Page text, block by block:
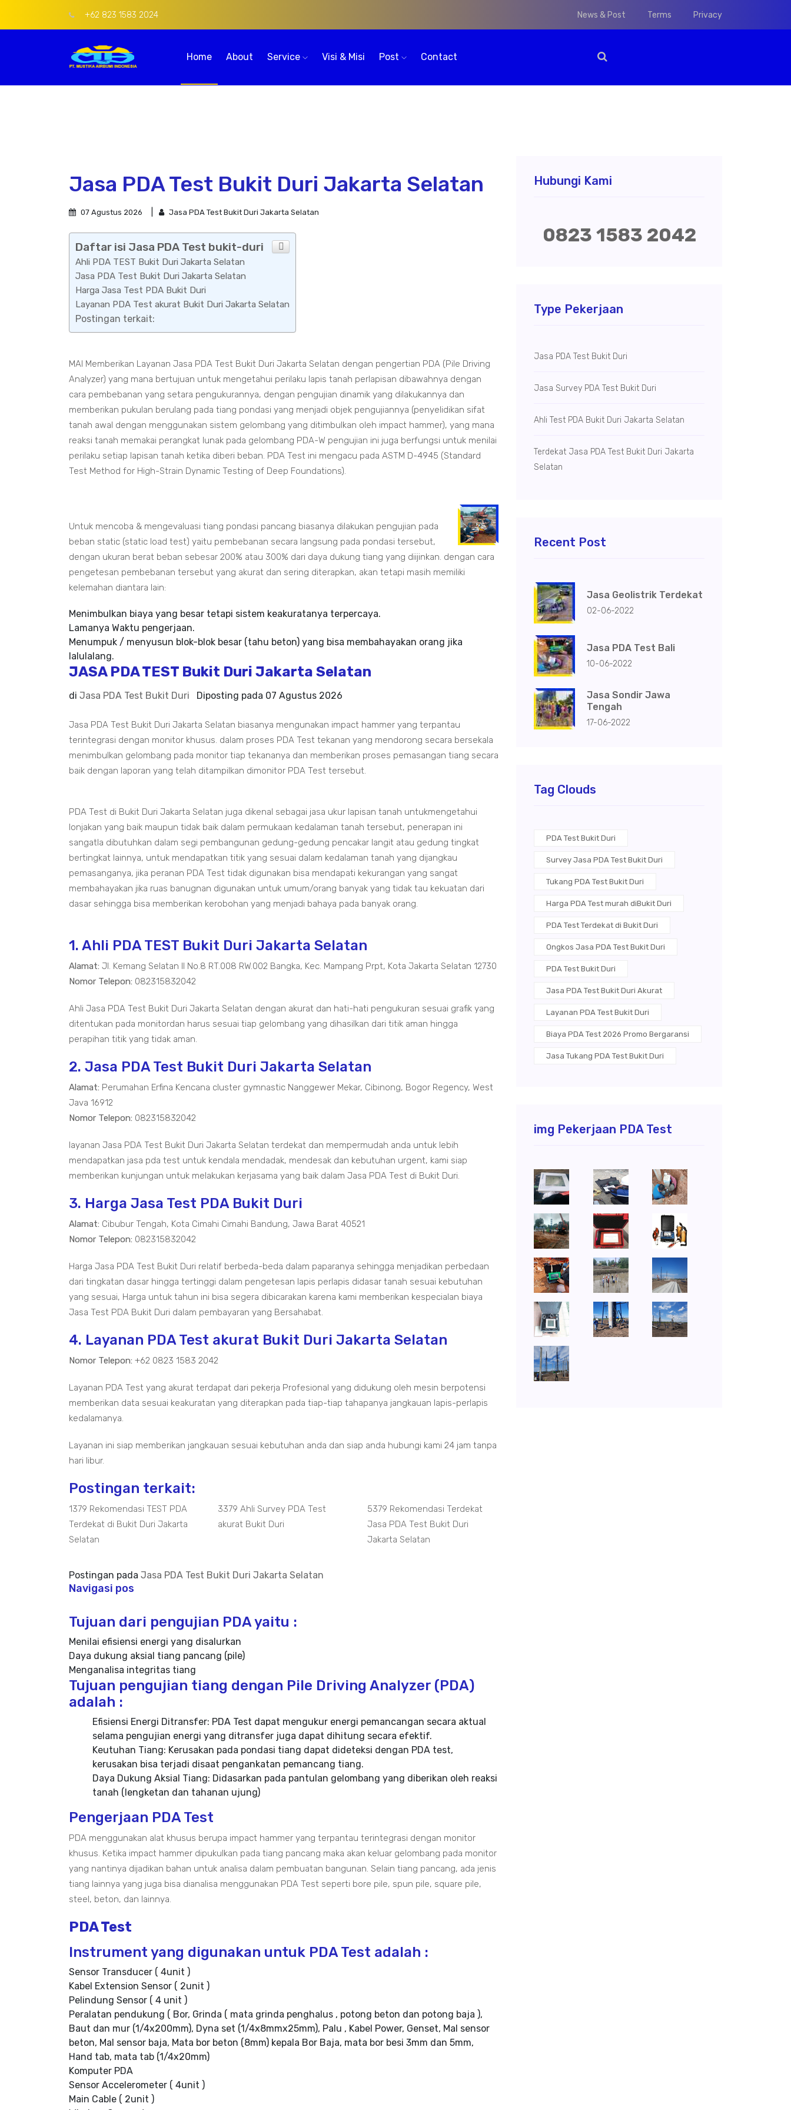
+62 823 1583 2024 News & Post Terms Privacy
Home About Service Visi & Misi Post Contact
Jasa PDA Test Bukit Duri Jakarta Selatan
07 Agustus 2026 Jasa PDA Test Bukit Duri Jakarta Selatan
Daftar isi Jasa PDA Test bukit-duri
Ahli PDA TEST Bukit Duri Jakarta Selatan
Jasa PDA Test Bukit Duri Jakarta Selatan
Harga Jasa Test PDA Bukit Duri
Layanan PDA Test akurat Bukit Duri Jakarta Selatan
Postingan terkait:
MAI Memberikan Layanan Jasa PDA Test Bukit Duri Jakarta Selatan dengan pengertian PDA (Pile Driving
Analyzer) yang mana bertujuan untuk mengetahui perilaku lapis tanah perlapisan dibawahnya dengan
cara pembebanan yang setara pengukurannya, dengan pengujian dinamik yang dilakukannya dan
memberikan pukulan berulang pada tiang pondasi yang menjadi objek pengujiannya (penyelidikan sifat
tanah awal dengan menggunakan sistem gelombang yang ditimbulkan oleh impact hammer), yang mana
reaksi tanah memakai perangkat lunak pada gelombang PDA-W pengujian ini juga berfungsi untuk menilai
perilaku setiap lapisan tanah ketika diberi beban. PDA Test ini mengacu pada ASTM D-4945 (Standard
Test Method for High-Strain Dynamic Testing of Deep Foundations).
Untuk mencoba & mengevaluasi tiang pondasi pancang biasanya dilakukan pengujian pada
beban static (static load test) yaitu pembebanan secara langsung pada pondasi tersebut,
dengan ukuran berat beban sebesar 200% atau 300% dari daya dukung tiang yang diijinkan. dengan cara
pengetesan pembebanan tersebut yang akurat dan sering diterapkan, akan tetapi masih memiliki
kelemahan diantara lain:
Menimbulkan biaya yang besar tetapi sistem keakuratanya terpercaya.
Lamanya Waktu pengerjaan.
Menumpuk / menyusun blok-blok besar (tahu beton) yang bisa membahayakan orang jika
lalulalang.
JASA PDA TEST Bukit Duri Jakarta Selatan
di Jasa PDA Test Bukit Duri Diposting pada 07 Agustus 2026
Jasa PDA Test Bukit Duri Jakarta Selatan biasanya mengunakan impact hammer yang terpantau
terintegrasi dengan monitor khusus. dalam proses PDA Test tekanan yang mendorong secara bersekala
menimbulkan gelombang pada monitor tiap tekananya dan memberikan proses pemasangan tiang secara
baik dengan laporan yang telah ditampilkan dimonitor PDA Test tersebut.
PDA Test di Bukit Duri Jakarta Selatan juga dikenal sebagai jasa ukur lapisan tanah untukmengetahui
lonjakan yang baik maupun tidak baik dalam permukaan kedalaman tanah tersebut, penerapan ini
sangatla dibutuhkan dalam segi pembangunan gedung-gedung pencakar langit atau gedung tingkat
bertingkat lainnya, untuk mendapatkan titik yang sesuai dalam kedalaman tanah yang dijangkau
pemasanganya, jika peranan PDA Test tidak digunakan bisa mendapati kekurangan yang sangat
membahayakan jika ruas banugnan digunakan untuk umum/orang banyak yang tidak tau kekuatan dari
dasar sehingga bisa memberikan kerobohan yang menjadi bahaya pada banyak orang.
1. Ahli PDA TEST Bukit Duri Jakarta Selatan
Alamat: Jl. Kemang Selatan II No.8 RT.008 RW.002 Bangka, Kec. Mampang Prpt, Kota Jakarta Selatan 12730
Nomor Telepon: 082315832042
Ahli Jasa PDA Test Bukit Duri Jakarta Selatan dengan akurat dan hati-hati pengukuran sesuai grafik yang
ditentukan pada monitordan harus sesuai tiap gelombang yang dihasilkan dari titik aman hingga
perapihan titik yang tidak aman.
2. Jasa PDA Test Bukit Duri Jakarta Selatan
Alamat: Perumahan Erfina Kencana cluster gymnastic Nanggewer Mekar, Cibinong, Bogor Regency, West
Java 16912
Nomor Telepon: 082315832042
layanan Jasa PDA Test Bukit Duri Jakarta Selatan terdekat dan mempermudah anda untuk lebih
mendapatkan jasa pda test untuk kendala mendadak, mendesak dan kebutuhan urgent, kami siap
memberikan kunjungan untuk melakukan kerjasama yang baik dalam Jasa PDA Test di Bukit Duri.
3. Harga Jasa Test PDA Bukit Duri
Alamat: Cibubur Tengah, Kota Cimahi Cimahi Bandung, Jawa Barat 40521
Nomor Telepon: 082315832042
Harga Jasa PDA Test Bukit Duri relatif berbeda-beda dalam paparanya sehingga menjadikan perbedaan
dari tingkatan dasar hingga tertinggi dalam pengetesan lapis perlapis didasar tanah sesuai kebutuhan
yang sesuai, Harga untuk tahun ini bisa segera dibicarakan karena kami memberikan kespecialan biaya
Jasa Test PDA Bukit Duri dalam pembayaran yang Bersahabat.
4. Layanan PDA Test akurat Bukit Duri Jakarta Selatan
Nomor Telepon: +62 0823 1583 2042
Layanan PDA Test yang akurat terdapat dari pekerja Profesional yang didukung oleh mesin berpotensi
memberikan data sesuai keakuratan yang diterapkan pada tiap-tiap tahapanya jangkauan lapis-perlapis
kedalamanya.
Layanan ini siap memberikan jangkauan sesuai kebutuhan anda dan siap anda hubungi kami 24 jam tanpa
hari libur.
Postingan terkait:
1379 Rekomendasi TEST PDA
Terdekat di Bukit Duri Jakarta
Selatan
3379 Ahli Survey PDA Test
akurat Bukit Duri
5379 Rekomendasi Terdekat
Jasa PDA Test Bukit Duri
Jakarta Selatan
Postingan pada Jasa PDA Test Bukit Duri Jakarta Selatan
Navigasi pos
Tujuan dari pengujian PDA yaitu :
Menilai efisiensi energi yang disalurkan
Daya dukung aksial tiang pancang (pile)
Menganalisa integritas tiang
Tujuan pengujian tiang dengan Pile Driving Analyzer (PDA)
adalah :
Efisiensi Energi Ditransfer: PDA Test dapat mengukur energi pemancangan secara aktual
selama pengujian energi yang ditransfer juga dapat dihitung secara efektif.
Keutuhan Tiang: Kerusakan pada pondasi tiang dapat dideteksi dengan PDA test,
kerusakan bisa terjadi disaat pengankatan pemancang tiang.
Daya Dukung Aksial Tiang: Didasarkan pada pantulan gelombang yang diberikan oleh reaksi
tanah (lengketan dan tahanan ujung)
Pengerjaan PDA Test
PDA menggunakan alat khusus berupa impact hammer yang terpantau terintegrasi dengan monitor
khusus. Ketika impact hammer dipukulkan pada tiang pancang maka akan keluar gelombang pada monitor
yang nantinya dijadikan bahan untuk analisa dalam pembuatan bangunan. Selain tiang pancang, ada jenis
tiang lainnya yang juga bisa dianalisa menggunakan PDA Test seperti bore pile, spun pile, square pile,
steel, beton, dan lainnya.
PDA Test
Instrument yang digunakan untuk PDA Test adalah :
Sensor Transducer ( 4unit )
Kabel Extension Sensor ( 2unit )
Pelindung Sensor ( 4 unit )
Peralatan pendukung ( Bor, Grinda ( mata grinda penghalus , potong beton dan potong baja ),
Baut dan mur (1/4x200mm), Dyna set (1/4x8mmx25mm), Palu , Kabel Power, Genset, Mal sensor
beton, Mal sensor baja, Mata bor beton (8mm) kepala Bor Baja, mata bor besi 3mm dan 5mm,
Hand tab, mata tab (1/4x20mm)
Komputer PDA
Sensor Accelerometer ( 4unit )
Main Cable ( 2unit )
Hubungi Kami
0823 1583 2042
Type Pekerjaan
Jasa PDA Test Bukit Duri
Jasa Survey PDA Test Bukit Duri
Ahli Test PDA Bukit Duri Jakarta Selatan
Terdekat Jasa PDA Test Bukit Duri Jakarta
Selatan
Recent Post
Jasa Geolistrik Terdekat
02-06-2022
Jasa PDA Test Bali
10-06-2022
Jasa Sondir Jawa
Tengah
17-06-2022
Tag Clouds
PDA Test Bukit Duri
Survey Jasa PDA Test Bukit Duri
Tukang PDA Test Bukit Duri
Harga PDA Test murah diBukit Duri
PDA Test Terdekat di Bukit Duri
Ongkos Jasa PDA Test Bukit Duri
PDA Test Bukit Duri
Jasa PDA Test Bukit Duri Akurat
Layanan PDA Test Bukit Duri
Biaya PDA Test 2026 Promo Bergaransi
Jasa Tukang PDA Test Bukit Duri
img Pekerjaan PDA Test